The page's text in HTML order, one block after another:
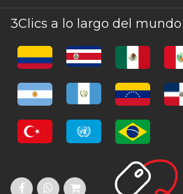
3Clics a lo largo del mundo